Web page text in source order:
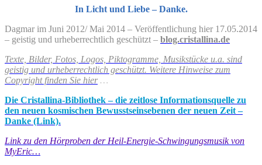
In Licht und Liebe – Danke.
Dagmar im Juni 2012/ Mai 2014 – Veröffentlichung hier 17.05.2014
– geistig und urheberrechtlich geschützt – blog.cristallina.de
Texte, Bilder, Fotos, Logos, Piktogramme, Musikstücke u.a. sind
geistig und urheberrechtlich geschützt. Weitere Hinweise zum
Copyright finden Sie hier …
Die Cristallina-Bibliothek – die zeitlose Informationsquelle zu
den neuen kosmischen Bewusstseinsebenen der neuen Zeit –
Danke (Link).
Link zu den Hörproben der Heil-Energie-Schwingungsmusik von
MyEric…